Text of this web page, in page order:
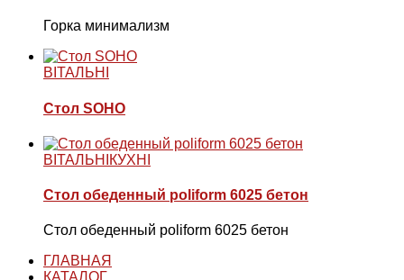
Горка минимализм
ВІТАЛЬНІ
Стол SOHO
ВІТАЛЬНІ КУХНІ
Стол обеденный poliform 6025 бетон
Стол обеденный poliform 6025 бетон
ГЛАВНАЯ